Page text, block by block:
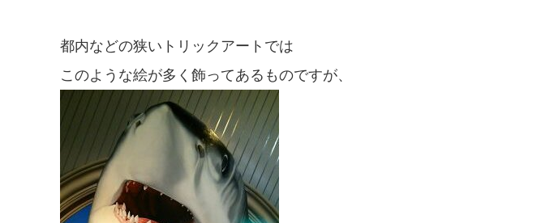
都内などの狭いトリックアートでは
このような絵が多く飾ってあるものですが、